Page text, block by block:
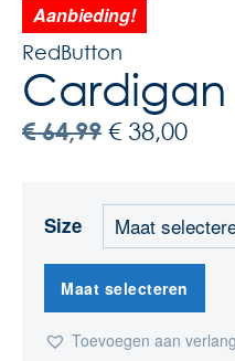
Aanbieding!
RedButton
€64,99 € 38,00
Size
Maat selecteren
Toevoegen aan